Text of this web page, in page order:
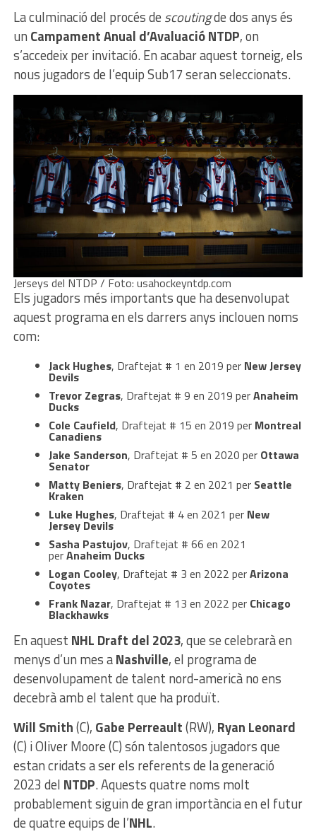
La culminació del procés de scoutingde dos anys és
un Campament Anual d’Avaluació NTDP, on
s’accedeix per invitació. En acabar aquest torneig, els
nous jugadors de l’equip Sub17 seran seleccionats.
Jerseys del NTDP / Foto: usahockeyntdp.com
Els jugadors més importants que ha desenvolupat
aquest programa en els darrers anys inclouen noms
com:
Jack Hughes, Draftejat # 1 en 2019 per New Jersey
Devils
Trevor Zegras, Draftejat # 9 en 2019 perAnaheim
Ducks
Cole Caufield, Draftejat # 15 en 2019 per Montreal
Canadiens
Jake Sanderson, Draftejat # 5 en 2020 per Ottawa
Senator
Matty Beniers, Draftejat # 2 en 2021 per Seattle
Kraken
Luke Hughes, Draftejat # 4 en 2021 per New
Jersey Devils
Sasha Pastujov, Draftejat # 66 en 2021
perAnaheim Ducks
Logan Cooley, Draftejat # 3 en 2022 perArizona
Coyotes
Frank Nazar, Draftejat # 13 en 2022 per Chicago
Blackhawks
En aquest NHL Draft del 2023, que se celebrarà en
menys d’un mes aNashville, el programa de
desenvolupament de talent nord-americà no ens
decebrà amb el talent que ha produït.
Will Smith(C), Gabe Perreault(RW), Ryan Leonard
(C) i Oliver Moore (C) són talentosos jugadors que
estan cridats a ser els referents de la generació
2023 del NTDP. Aquests quatre noms molt
probablement siguin de gran importància en el futur
de quatre equips de l’NHL.